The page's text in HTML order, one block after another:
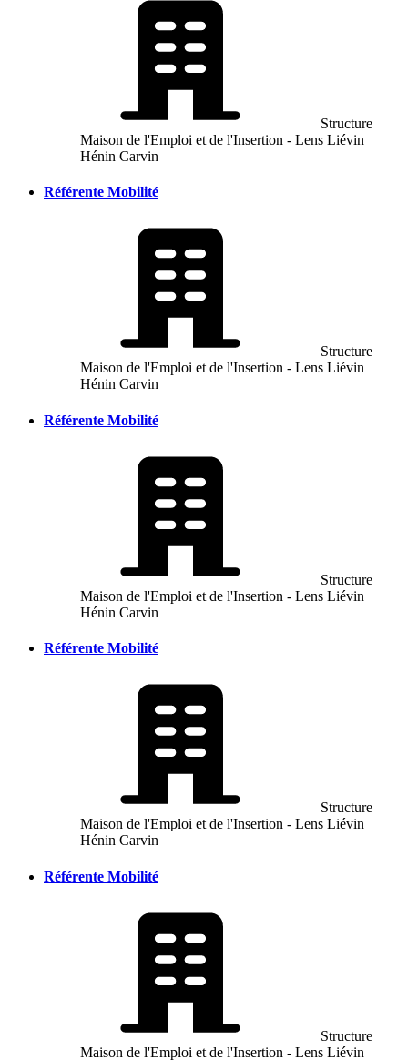
Structure
Maison de l'Emploi et de l'Insertion - Lens Liévin
Hénin Carvin
Référente Mobilité
Structure
Maison de l'Emploi et de l'Insertion - Lens Liévin
Hénin Carvin
Référente Mobilité
Structure
Maison de l'Emploi et de l'Insertion - Lens Liévin
Hénin Carvin
Référente Mobilité
Structure
Maison de l'Emploi et de l'Insertion - Lens Liévin
Hénin Carvin
Référente Mobilité
Structure
Maison de l'Emploi et de l'Insertion - Lens Liévin